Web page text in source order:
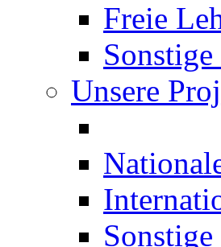
Freie
Unsere